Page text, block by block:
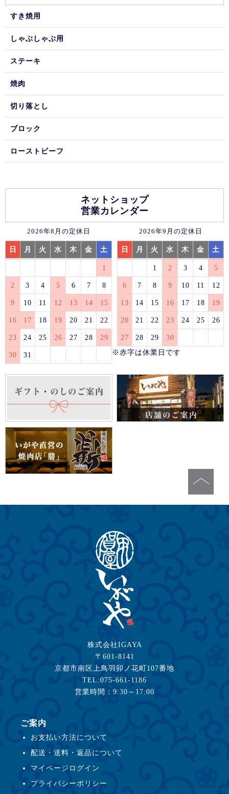
すき焼用
しゃぶしゃぶ用
ステーキ
焼肉
切り落とし
ブロック
ローストビーフ
ネットショップ
営業カレンダー
2026年8月の定休日
日 月 火 水 木 金 土
1
2 3 4 5 6 7 8
9 10 11 12 13 14 15
16 17 18 19 20 21 22
23 24 25 26 27 28 29
30 31
2026年9月の定休日
日 月 火 水 木 金 土
1 2 3 4 5
6 7 8 9 10 11 12
13 14 15 16 17 18 19
20 21 22 23 24 25 26
27 28 29
30
※赤字は休業日です
株式会社IGAYA
〒601-8141
京都市南区上鳥羽卯ノ花町107番地
TEL:075-661-1186
営業時間：9:30～17:00
ご案内
お支払い方法について
配送・送料・返品について
マイページログイン
プライバシーポリシー